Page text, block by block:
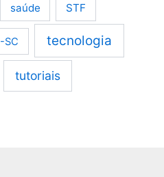
saúde STF
SC tecnologia
tutoriais